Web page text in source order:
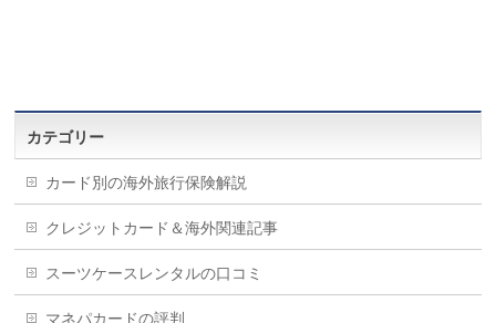
カテゴリー
カード別の海外旅行保険解説
クレジットカード＆海外関連記事
スーツケースレンタルの口コミ
マネパカードの評判